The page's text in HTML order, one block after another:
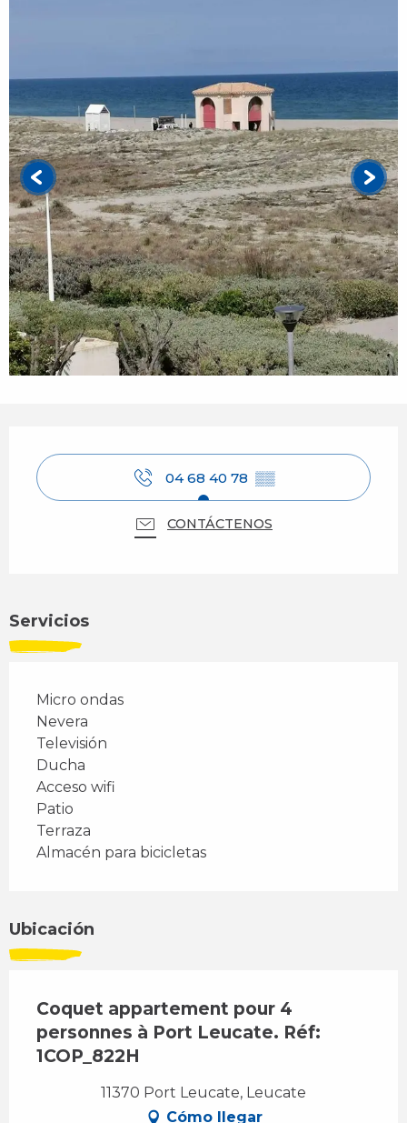
04 68 40 78 ▒▒
CONTÁCTENOS
Servicios
Micro ondas
Nevera
Televisión
Ducha
Acceso wifi
Patio
Terraza
Almacén para bicicletas
Ubicación
Coquet appartement pour 4
personnes à Port Leucate. Réf:
1COP_822H
11370 Port Leucate, Leucate
Cómo llegar